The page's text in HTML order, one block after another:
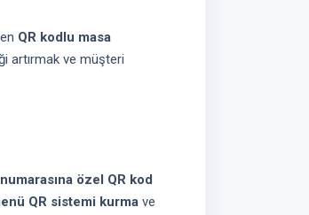
QR kodlu masa
artırmak ve müşteri
özel QR kod
QR sistemi kurma ve